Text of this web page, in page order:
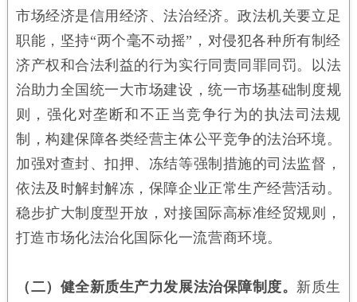
市场经济是信用经济、法治经济。政法机关要立足
职能，坚持“两个毫不动摇”，对侵犯各种所有制经
济产权和合法利益的行为实行同责同罪同罚。以法
治助力全国统一大市场建设，统一市场基础制度规
则，强化对垄断和不正当竞争行为的执法司法规
制，构建保障各类经营主体公平竞争的法治环境。
加强对查封、扣押、冻结等强制措施的司法监督，
依法及时解封解冻，保障企业正常生产经营活动。
稳步扩大制度型开放，对接国际高标准经贸规则，
打造市场化法治化国际化一流营商环境。
（二）健全新质生产力发展法治保障制度。 新质生